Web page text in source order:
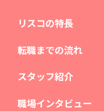
リスコの特長
転職までの流れ
スタッフ紹介
職場インタビュー